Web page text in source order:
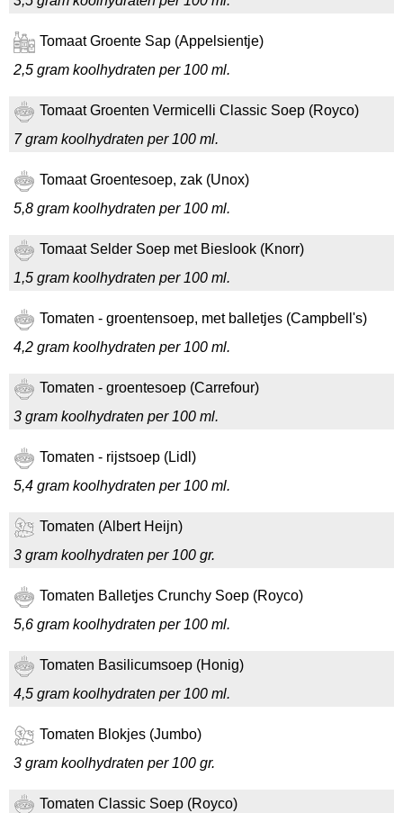
Tomaat Groente Sap (Appelsientje)
2,5 gram koolhydraten per 100 ml.
Tomaat Groenten Vermicelli Classic Soep (Royco)
7 gram koolhydraten per 100 ml.
Tomaat Groentesoep, zak (Unox)
5,8 gram koolhydraten per 100 ml.
Tomaat Selder Soep met Bieslook (Knorr)
1,5 gram koolhydraten per 100 ml.
Tomaten - groentensoep, met balletjes (Campbell's)
4,2 gram koolhydraten per 100 ml.
Tomaten - groentesoep (Carrefour)
3 gram koolhydraten per 100 ml.
Tomaten - rijstsoep (Lidl)
5,4 gram koolhydraten per 100 ml.
Tomaten (Albert Heijn)
3 gram koolhydraten per 100 gr.
Tomaten Balletjes Crunchy Soep (Royco)
5,6 gram koolhydraten per 100 ml.
Tomaten Basilicumsoep (Honig)
4,5 gram koolhydraten per 100 ml.
Tomaten Blokjes (Jumbo)
3 gram koolhydraten per 100 gr.
Tomaten Classic Soep (Royco)